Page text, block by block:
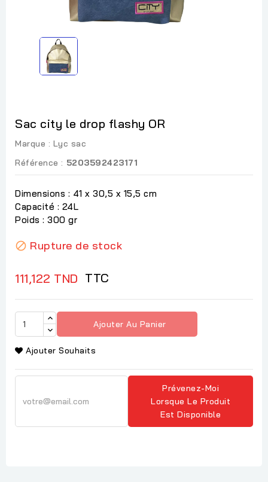
Sac city le drop flashy OR
Marque : Lyc sac
Référence : 5203592423171
Dimensions : 41 x 30,5 x 15,5 cm
Capacité : 24L
Poids : 300 gr
 Rupture de stock
111,122 TND TTC
Ajouter Au Panier
Ajouter Souhaits
Prévenez-Moi
Lorsque Le Produit
Est Disponible